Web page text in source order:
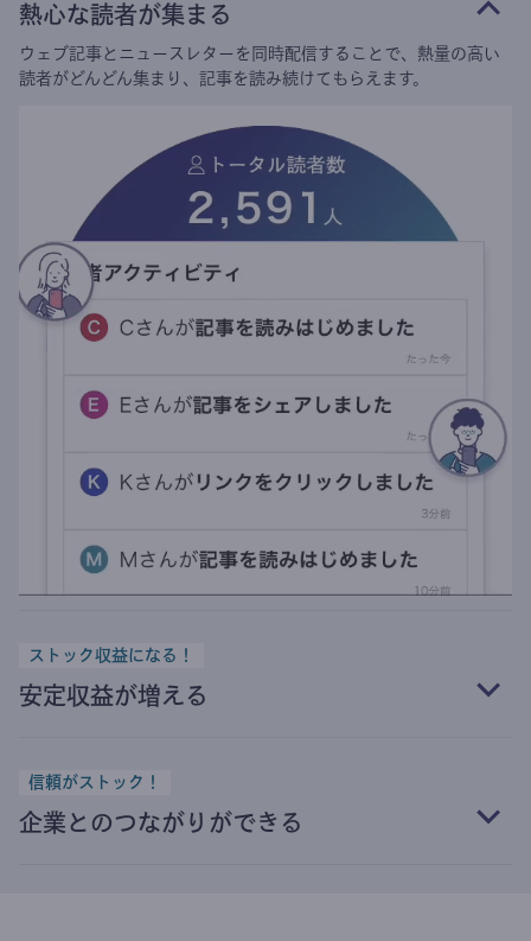
熱心な読者が集まる
ウェブ記事とニュースレターを同時配信することで、熱量の高い
読者がどんどん集まり、記事を読み続けてもらえます。
ストック収益になる！
安定収益が増える
信頼がストック！
企業とのつながりができる